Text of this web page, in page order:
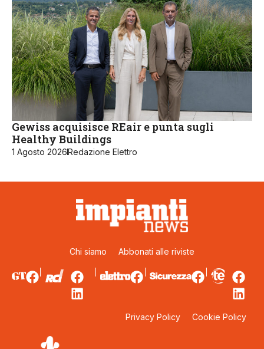
Gewiss acquisisce REair e punta sugli
Healthy Buildings
1 Agosto 2026Redazione Elettro
Chi siamo Abbonati alle riviste
Privacy Policy Cookie Policy